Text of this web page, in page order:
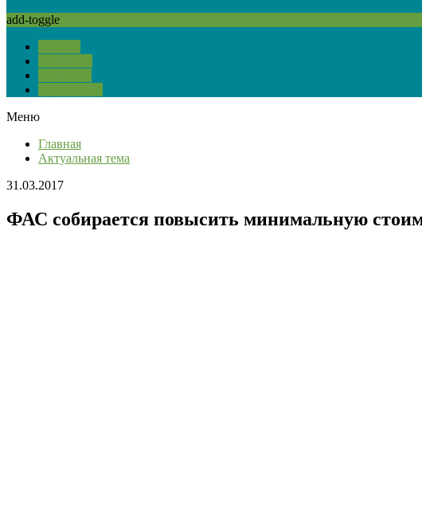
add-toggle
Меню
Главная
Актуальная тема
31.03.2017
ФАС собирается повысить минимальную